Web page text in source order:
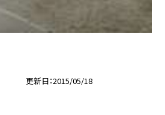
更新日 2015/05/18